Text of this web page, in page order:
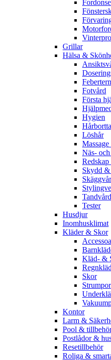
Grillar
Hälsa &
Fotvård
Första
Hygien
Löshår
Näs-
Redskap
Skydd &
Tandvård
Tester
Husdjur
Inomhusklimat
Kläder & Skor
Kläd- &
Skor
Strumpor
Kontor
Larm &
Pool &
Postlådor &
Resetillbehör
Roliga &